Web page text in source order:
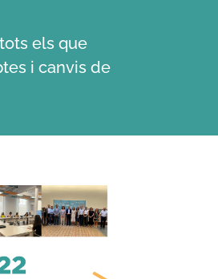
els que
i canvis de